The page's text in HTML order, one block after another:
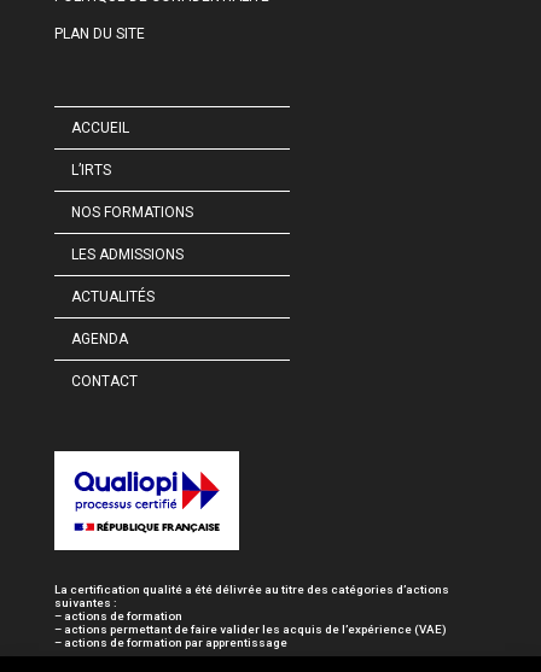
PLAN DU SITE
ACCUEIL
L’IRTS
NOS FORMATIONS
LES ADMISSIONS
ACTUALITÉS
AGENDA
CONTACT
La certification qualité a été délivrée au titre des catégories d’actions
suivantes :
– actions de formation
– actions permettant de faire valider les acquis de l’expérience (VAE)
– actions de formation par apprentissage